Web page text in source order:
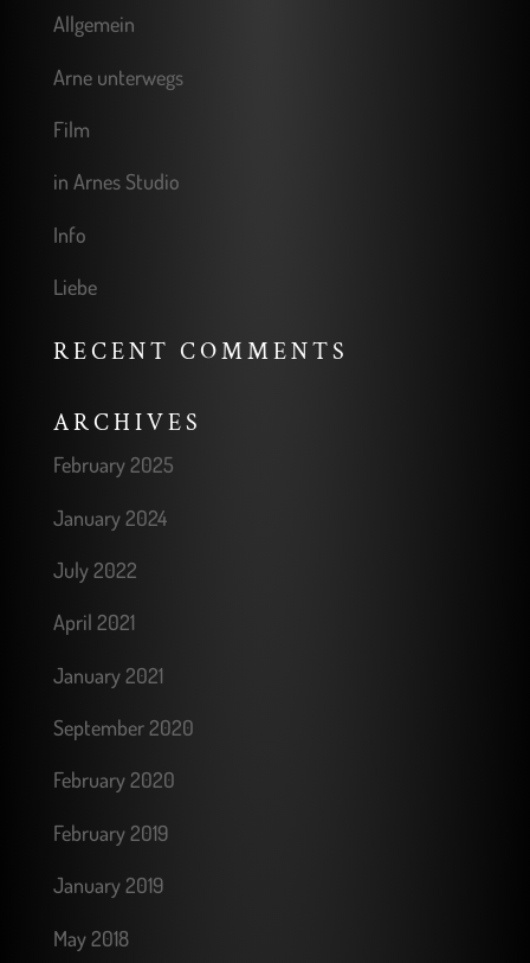
Allgemein
Arne unterwegs
Film
in Arnes Studio
Info
Liebe
RECENT COMMENTS
ARCHIVES
February 2025
January 2024
July 2022
April 2021
January 2021
September 2020
February 2020
February 2019
January 2019
May 2018